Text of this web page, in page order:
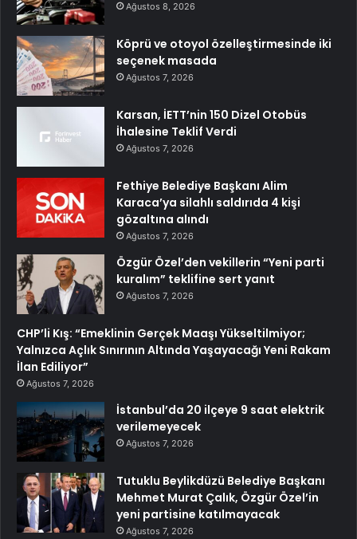
Ağustos 8, 2026
Köprü ve otoyol özelleştirmesinde iki
seçenek masada
Ağustos 7, 2026
Karsan, İETT’nin 150 Dizel Otobüs
İhalesine Teklif Verdi
Ağustos 7, 2026
Fethiye Belediye Başkanı Alim
Karaca’ya silahlı saldırıda 4 kişi
gözaltına alındı
Ağustos 7, 2026
Özgür Özel’den vekillerin “Yeni parti
kuralım” teklifine sert yanıt
Ağustos 7, 2026
CHP’li Kış: “Emeklinin Gerçek Maaşı Yükseltilmiyor;
Yalnızca Açlık Sınırının Altında Yaşayacağı Yeni Rakam
İlan Ediliyor”
Ağustos 7, 2026
İstanbul’da 20 ilçeye 9 saat elektrik
verilemeyecek
Ağustos 7, 2026
Tutuklu Beylikdüzü Belediye Başkanı
Mehmet Murat Çalık, Özgür Özel’in
yeni partisine katılmayacak
Ağustos 7, 2026